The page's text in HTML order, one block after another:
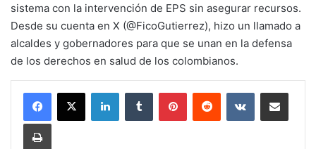
sistema con la intervención de EPS sin asegurar recursos.
Desde su cuenta en X (@FicoGutierrez), hizo un llamado a
alcaldes y gobernadores para que se unan en la defensa
de los derechos en salud de los colombianos.
LinkedInTumblr PinterestReddit VKontakteShare via Email
Print